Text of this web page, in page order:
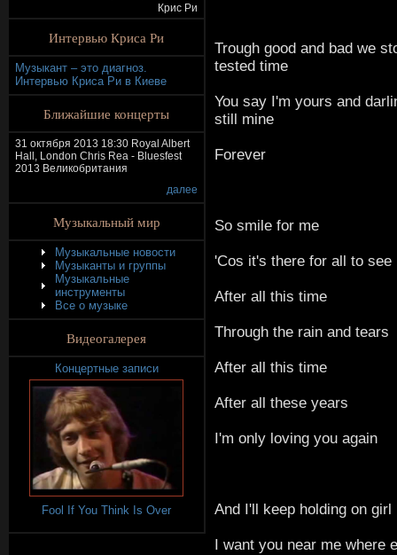
Крис Ри
Интервью Криса Ри
Музыкант – это диагноз.
Интервью Криса Ри в Киеве
Ближайшие концерты
31 октября 2013 18:30 Royal Albert
Hall, London Chris Rea - Bluesfest
2013 Великобритания
далее
Музыкальный мир
Музыкальные новости
Музыканты и группы
Музыкальные
инструменты
Все о музыке
Видеогалерея
Концертные записи
Fool If You Think Is Over
Trough good and bad we
tested time
You say I'm yours and
still mine
Forever
So smile for me
'Cos it's there for all to see
After all this time
Through the rain and tears
After all this time
After all these years
I'm only loving you again
And I'll keep holding on girl
I want you near me where